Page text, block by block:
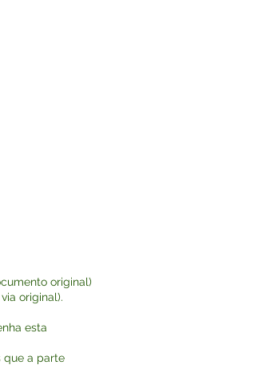
original)
original).
esta
que a parte